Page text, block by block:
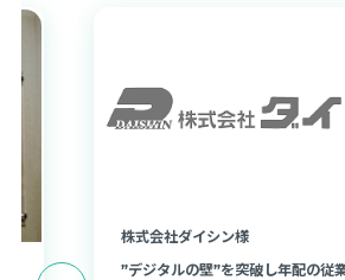
株式会社ダイシン様
”デジタルの壁”を突破し年配の従